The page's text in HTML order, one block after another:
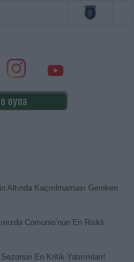
-
oyna
Kaçırılmaması Gereken
Comunio’nun En Riskli
En Kritik Yatırımları!